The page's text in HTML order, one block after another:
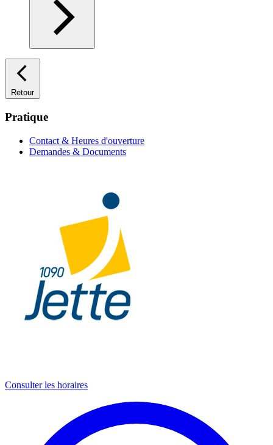
Retour
Pratique
Contact & Heures d'ouverture
Demandes & Documents
Consulter les horaires